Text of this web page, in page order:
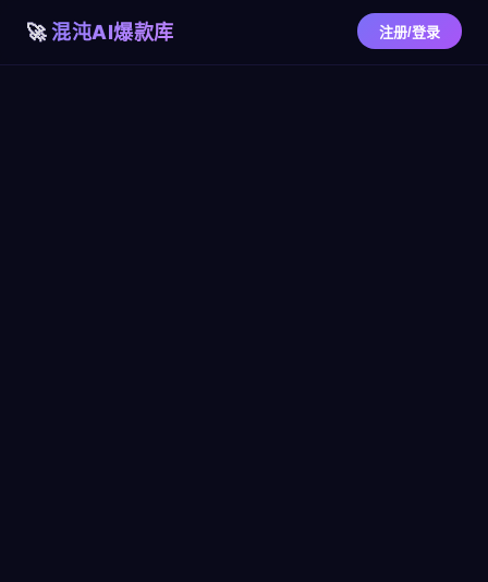
混沌AI爆款库 注册/登录